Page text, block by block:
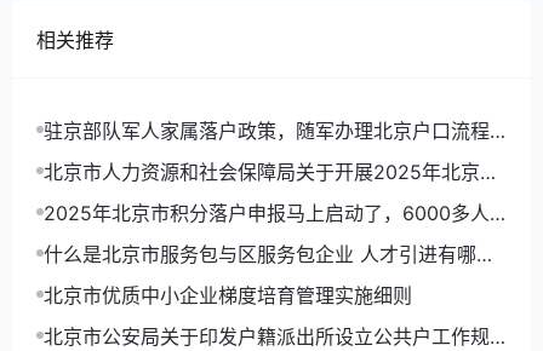
相关推荐
驻京部队军人家属落户政策，随军办理北京户口流程
详解
北京市人力资源和社会保障局关于开展2025年北京市
积分落户申报工作的通告
2025年北京市积分落户申报马上启动了，6000多人
可以拿到北京户口
什么是北京市服务包与区服务包企业 人才引进有哪些
优势
北京市优质中小企业梯度培育管理实施细则
北京市公安局关于印发户籍派出所设立公共户工作规